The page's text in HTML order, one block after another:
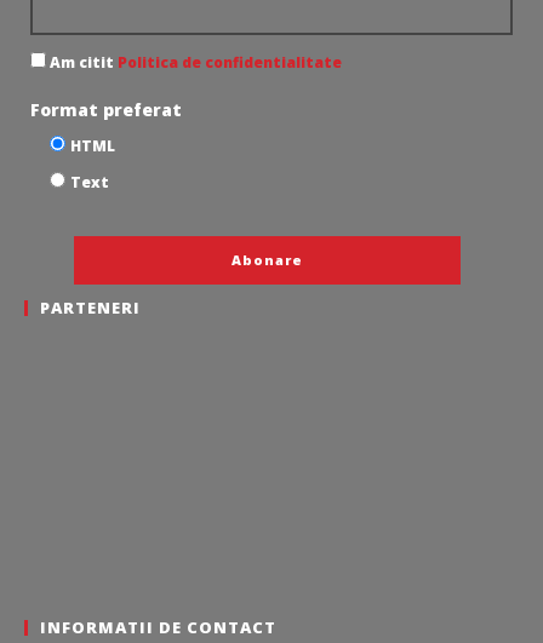
Am citit Politica de confidentialitate
Format preferat
HTML
Text
PARTENERI
INFORMATII DE CONTACT